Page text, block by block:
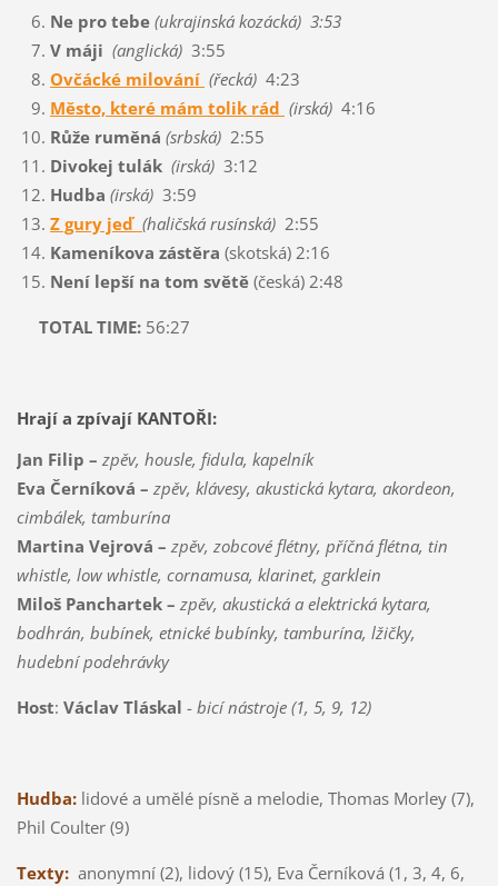
Ne pro tebe (ukrajinská kozácká) 3:53
V máji (anglická)3:55
Ovčácké milování (řecká)4:23
Město, které mám tolik rád (irská)4:16
Růže ruměná (srbská)2:55
Divokej tulák (irská)3:12
Hudba (irská)3:59
Z gury jeď (haličská rusínská) 2:55
Kameníkova zástěra (skotská) 2:16
Není lepší na tom světě(česká) 2:48
TOTAL TIME:56:27
Hrají a zpívají KANTOŘI:
Jan Filip – zpěv, housle, fidula, kapelník
Eva Černíková – zpěv, klávesy, akustická kytara, akordeon,
cimbálek, tamburína
Martina Vejrová – zpěv, zobcové flétny, příčná flétna, tin
whistle, low whistle, cornamusa, klarinet, garklein
Miloš Panchartek – zpěv, akustická a elektrická kytara,
bodhrán, bubínek, etnické bubínky, tamburína, lžičky,
hudební podehrávky
Host: Václav Tláskal - bicí nástroje (1, 5, 9, 12)
Hudba:lidové a umělé písně a melodie, Thomas Morley (7),
Phil Coulter (9)
Texty: anonymní (2), lidový (15), Eva Černíková (1, 3, 4, 6,